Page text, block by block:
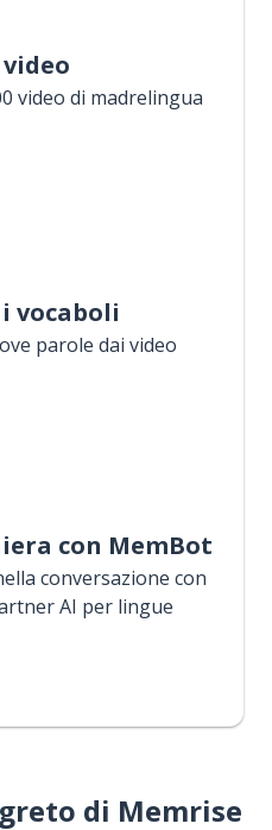
video di madrelingua
vocaboli
parole dai video
con MemBot
conversazione con
AI per lingue
di Memrise